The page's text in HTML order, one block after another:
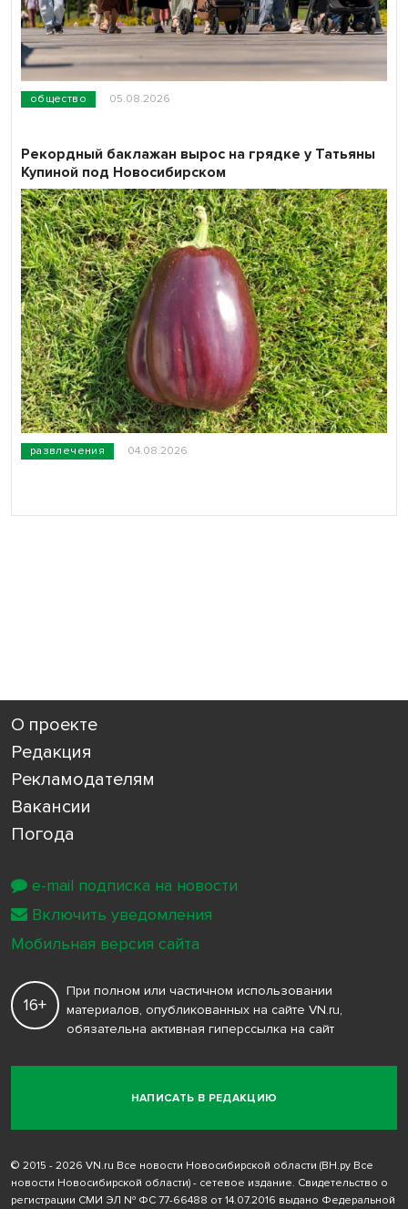
общество 05.08.2026
развлечения 04.08.2026
Рекордный баклажан вырос на грядке у Татьяны
Купиной под Новосибирском
О проекте
Редакция
Рекламодателям
Вакансии
Погода
НАПИСАТЬ В РЕДАКЦИЮ
16+
При полном или частичном использовании
материалов, опубликованных на сайте VN.ru,
обязательна активная гиперссылка на сайт
© 2015 - 2026 VN.ru Все новости Новосибирской области (ВН.ру Все
новости Новосибирской области) - сетевое издание. Свидетельство о
регистрации СМИ ЭЛ № ФС 77-66488 от 14.07.2016 выдано Федеральной
e-mail подписка на новости
Включить уведомления
Мобильная версия сайта